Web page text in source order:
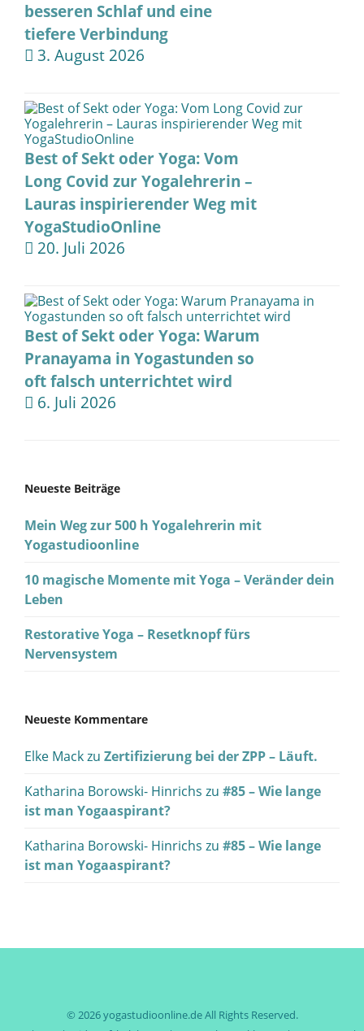
besseren Schlaf und eine
tiefere Verbindung
3. August 2026
Best of Sekt oder Yoga: Vom
Long Covid zur Yogalehrerin –
Lauras inspirierender Weg mit
YogaStudioOnline
20. Juli 2026
Best of Sekt oder Yoga: Warum
Pranayama in Yogastunden so
oft falsch unterrichtet wird
6. Juli 2026
Neueste Beiträge
Mein Weg zur 500 h Yogalehrerin mit
Yogastudioonline
10 magische Momente mit Yoga – Veränder dein
Leben
Restorative Yoga – Resetknopf fürs
Nervensystem
Neueste Kommentare
Elke Mackzu Zertifizierung bei der ZPP – Läuft.
Katharina Borowski- Hinrichs zu #85 – Wie lange
ist man Yogaaspirant?
Katharina Borowski- Hinrichs zu #85 – Wie lange
ist man Yogaaspirant?
© 2026yogastudioonline.deAll Rights Reserved.